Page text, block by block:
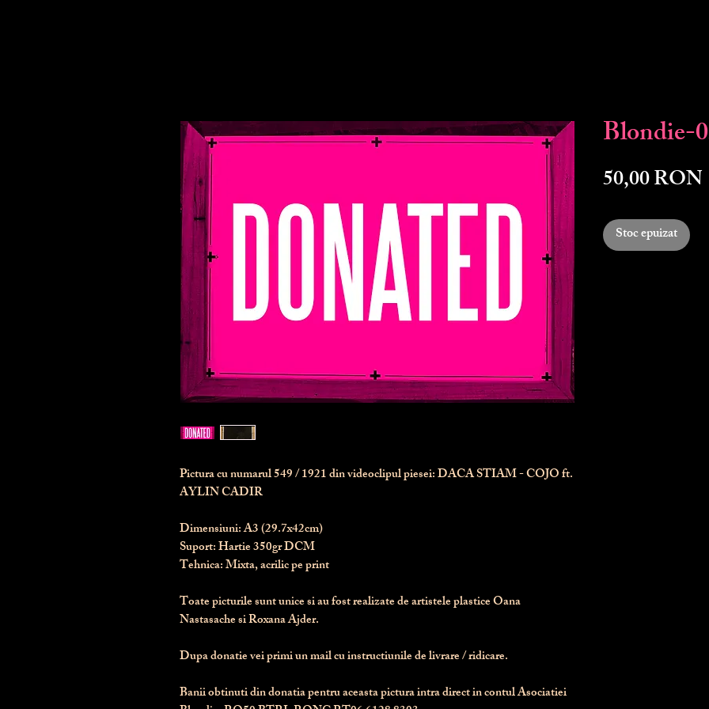
Pictura cu numarul549/ 1921 din videoclipul piesei: DACA STIAM - COJO ft.
AYLIN CADIR
Dimensiuni: A3 (29.7x42cm)
Suport: Hartie 350gr DCM
Tehnica: Mixta, acrilic pe print
Toate picturile sunt unice si au fost realizate de artistele plastice Oana
Nastasache si Roxana Ajder.
Dupa donatie vei primi un mail cu instructiunile de livrare / ridicare.
Banii obtinuti din donatia pentru aceasta pictura intra direct in contul Asociatiei
Blondie-
50,00 RON
Stoc epuizat